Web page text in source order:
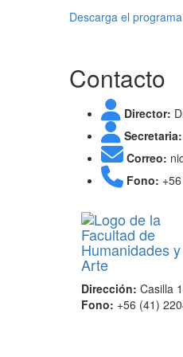
Descarga el programa
Contacto
Director:
Secretaria:
Correo:
Fono:
Dirección: Casilla
Fono: +56 (41)